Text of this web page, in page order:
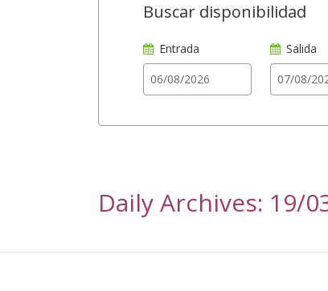
Buscar disponibilidad
Entrada Salida
Daily Archives: 19/